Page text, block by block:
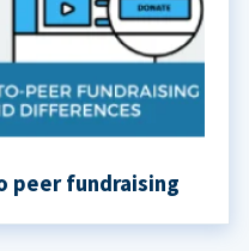
peer fundraising